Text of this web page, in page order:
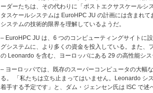
ーダーたちは、その代わりに「ポストエクサスケールシ
タスケールシステムは EuroHPC JU の計画には含まれ
システムの技術的限界を理解しているようだ。
– EuroHPC JU は、6 つのコンピューティングサイトに
グシステムに、より多くの資金を投入している。また、
の Leonardo を含む、ヨーロッパにある 29 の高性能シ
– ヨーロッパでは、既存のスーパーコンピュータの大幅
る。 「私たちは立ち止まってはいません。Leonardo シ
着手する予定です」と、ダム・ジェンセン氏は ISC で述